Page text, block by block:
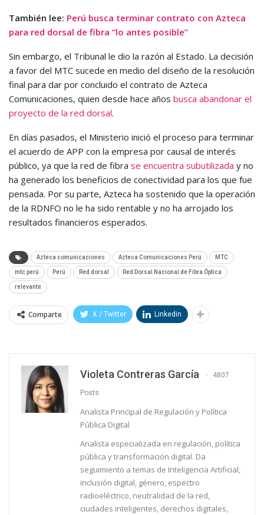
También lee: Perú busca terminar contrato con Azteca
para red dorsal de fibra “lo antes posible”
Sin embargo, el Tribunal le dio la razón al Estado. La decisión
a favor del MTC sucede en medio del diseño de la resolución
final para dar por concluido el contrato de Azteca
Comunicaciones, quien desde hace años busca abandonar el
proyecto de la red dorsal.
En días pasados, el Ministerio inició el proceso para terminar
el acuerdo de APP con la empresa por causal de interés
público, ya que la red de fibra se encuentra subutilizada y no
ha generado los beneficios de conectividad para los que fue
pensada. Por su parte, Azteca ha sostenido que la operación
de la RDNFO no le ha sido rentable y no ha arrojado los
resultados financieros esperados.
Azteca comunicaciones Azteca Comunicaciones Perú MTC
mtc perú Perú Red dorsal Red Dorsal Nacional de Fibra Óptica
relevante
Comparte X / Twitter Linkedin
Violeta Contreras García 4807
Posts
Analista Principal de Regulación y Política
Pública Digital
Analista especializada en regulación, política
pública y transformación digital. Da
seguimiento a temas de Inteligencia Artificial,
inclusión digital, género, espectro
radioeléctrico, neutralidad de la red,
ciudades inteligentes, derechos digitales,